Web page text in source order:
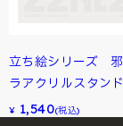
立ち絵シリーズ
ラアクリルスタン
¥ 1,540(税込)